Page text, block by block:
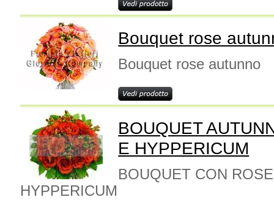
Bouquet rose
Bouquet rose autunno
BOUQUET
E HYPPERICUM
BOUQUET CON
HYPPERICUM